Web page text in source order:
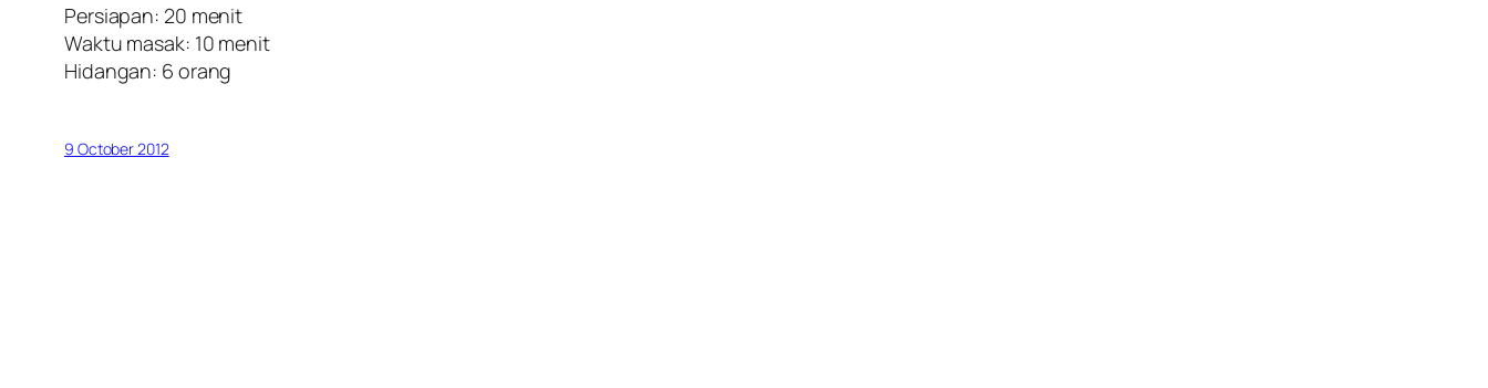
Persiapan: 20 menit
Waktu masak: 10 menit
Hidangan: 6 orang
9 October 2012